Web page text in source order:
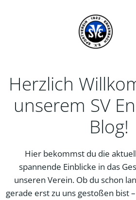
springen
Herzlich
unserem SV
Blog!
Hier bekommst du die
spannende Einblicke in das
unseren Verein. Ob du schon
gerade erst zu uns gestoßen bist